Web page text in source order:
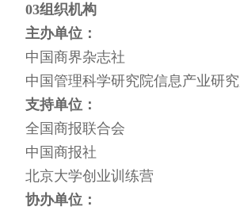
03组织机构
主办单位：
中国商界杂志社
中国管理科学研究院信息产业研
支持单位：
全国商报联合会
中国商报社
北京大学创业训练营
协办单位：